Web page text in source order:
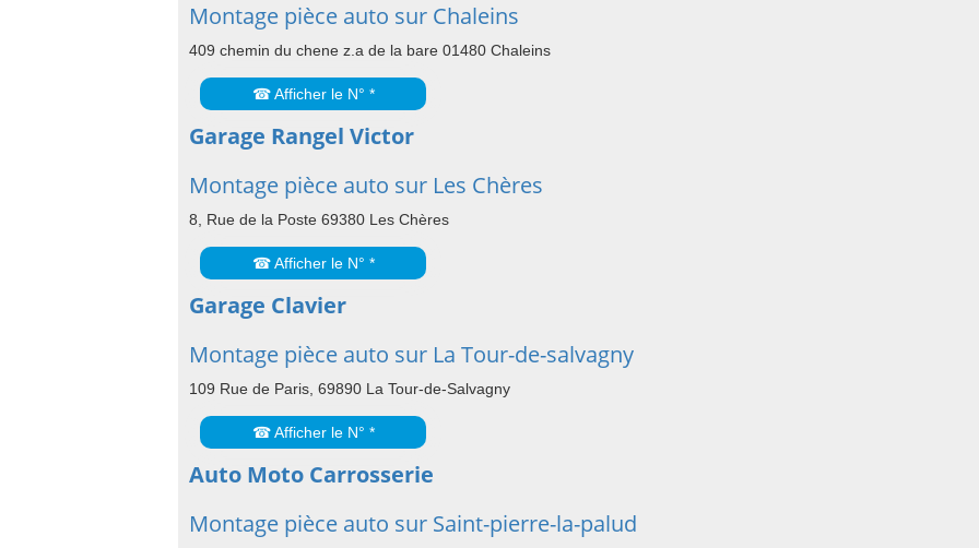
Montage pièce auto sur Chaleins
409 chemin du chene z.a de la bare 01480 Chaleins
☎ Afficher le N° *
Garage Rangel Victor
Montage pièce auto sur Les Chères
8, Rue de la Poste 69380 Les Chères
☎ Afficher le N° *
Garage Clavier
Montage pièce auto sur La Tour-de-salvagny
109 Rue de Paris, 69890 La Tour-de-Salvagny
☎ Afficher le N° *
Auto Moto Carrosserie
Montage pièce auto sur Saint-pierre-la-palud